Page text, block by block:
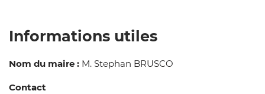
Informations utiles
Nom du maire : M. Stephan BRUSCO
Contact